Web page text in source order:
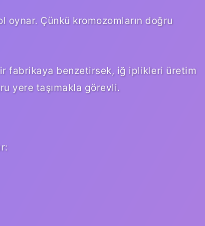
Çünkü kromozomların doğru
fabrikaya benzetirsek, iğ iplikleri üretim
yere taşımakla görevli.